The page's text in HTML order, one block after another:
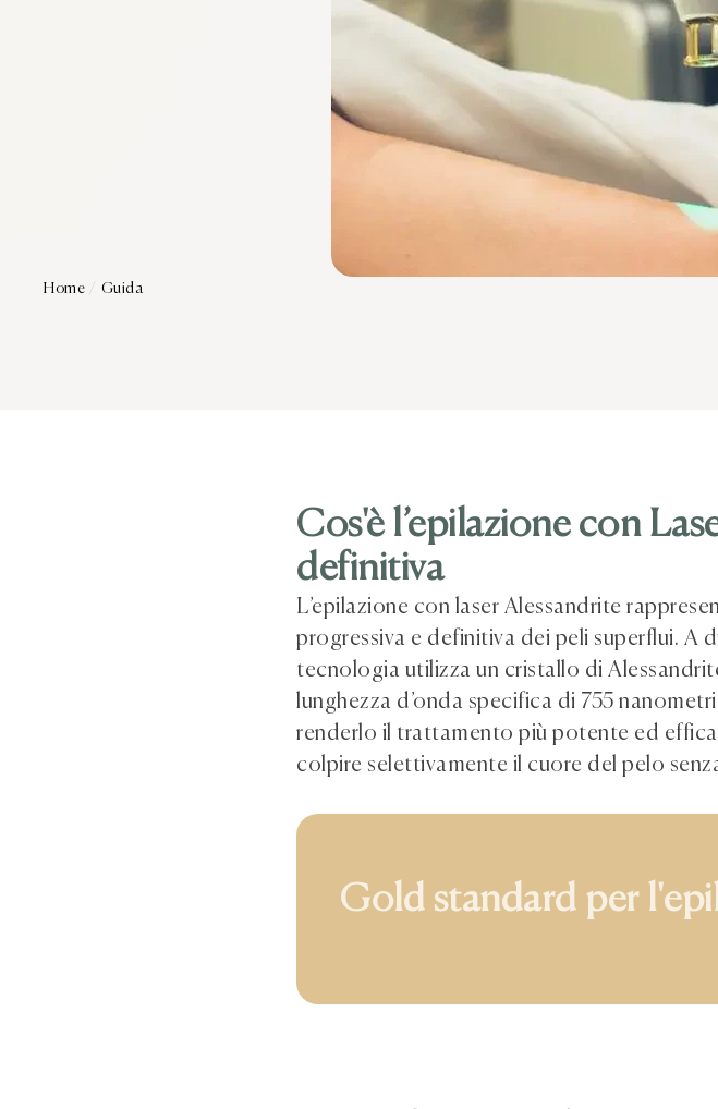
Home Guida
Cos'è l’epilazione con
definitiva
L’epilazione con laser Alessandrite
progressiva e definitiva dei peli superflui. A
tecnologia utilizza un cristallo di
lunghezza d’onda specifica di 755
renderlo il trattamento più potente ed
colpire selettivamente il cuore del pelo
Gold s